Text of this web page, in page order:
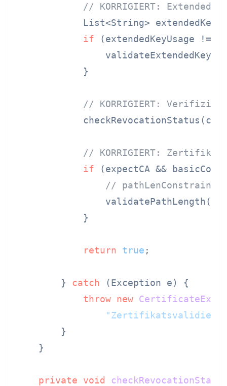
// KORRIGIERT: Extended
List<String>
if (extendedKeyUsage !=
            }
// KORRIGIERT:
// KORRIGIERT:
if (expectCA &&
// pathLenConstraint
            }
return true ;
        }
catch (Exception e) {
throw new
        }
    }
private void